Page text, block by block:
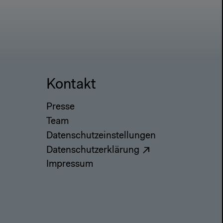
Kontakt
Presse
Team
Datenschutzeinstellungen
Datenschutzerklärung
Impressum